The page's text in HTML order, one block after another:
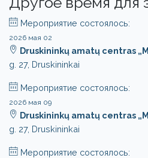
Мероприятие состоялось:
2026 мая 02
Druskininkų amatų centras
g. 27, Druskininkai
Мероприятие состоялось:
2026 мая 09
Druskininkų amatų centras
g. 27, Druskininkai
Мероприятие состоялось: